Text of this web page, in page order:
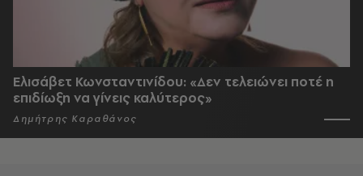
Ελισάβετ Κωνσταντινίδου: «Δεν τελειώνει ποτέ η
επιδίωξη να γίνεις καλύτερος»
Δημήτρης Καραθάνος